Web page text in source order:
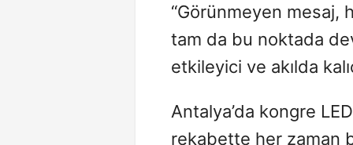
“Görünmeyen mesaj,
tam da bu noktada
etkileyici ve akılda
Antalya’da kongre
rekabette her zaman